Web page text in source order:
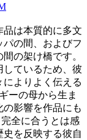
は本質的に多文
の間、およびフ
の架け橋です。
しているため、彼
よりよく伝える
ーの母から生ま
影響を作品にも
全に合うとは感
を反映する彼自